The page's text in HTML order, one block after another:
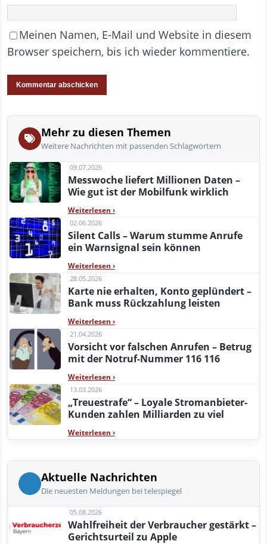
Meinen Namen, E-Mail und Website in diesem
Browser speichern, bis ich wieder kommentiere.
Mehr zu diesen Themen
Weitere Nachrichten mit passenden Schlagwörtern
09.07.2026
Messwoche liefert Millionen Daten –
Wie gut ist der Mobilfunk wirklich
Weiterlesen ›
02.06.2026
Silent Calls – Warum stumme Anrufe
ein Warnsignal sein können
Weiterlesen ›
28.05.2026
Karte nie erhalten, Konto geplündert –
Bank muss Rückzahlung leisten
Weiterlesen ›
21.04.2026
Vorsicht vor falschen Anrufen – Betrug
mit der Notruf-Nummer 116 116
Weiterlesen ›
13.03.2026
„Treuestrafe“ – Loyale Stromanbieter-
Kunden zahlen Milliarden zu viel
Weiterlesen ›
Aktuelle Nachrichten
Die neuesten Meldungen bei telespiegel
05.08.2026
Wahlfreiheit der Verbraucher gestärkt –
Gerichtsurteil zu Apple